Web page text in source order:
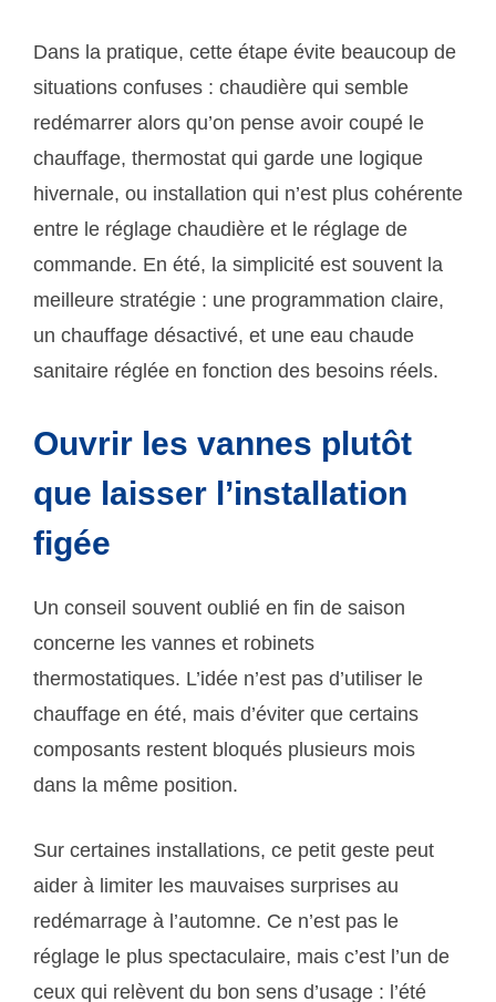
Dans la pratique, cette étape évite beaucoup de
situations confuses : chaudière qui semble
redémarrer alors qu’on pense avoir coupé le
chauffage, thermostat qui garde une logique
hivernale, ou installation qui n’est plus cohérente
entre le réglage chaudière et le réglage de
commande. En été, la simplicité est souvent la
meilleure stratégie : une programmation claire,
un chauffage désactivé, et une eau chaude
sanitaire réglée en fonction des besoins réels.
Ouvrir les vannes plutôt
que laisser l’installation
figée
Un conseil souvent oublié en fin de saison
concerne les vannes et robinets
thermostatiques. L’idée n’est pas d’utiliser le
chauffage en été, mais d’éviter que certains
composants restent bloqués plusieurs mois
dans la même position.
Sur certaines installations, ce petit geste peut
aider à limiter les mauvaises surprises au
redémarrage à l’automne. Ce n’est pas le
réglage le plus spectaculaire, mais c’est l’un de
ceux qui relèvent du bon sens d’usage : l’été